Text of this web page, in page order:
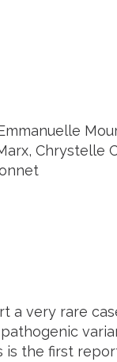
Chrystelle
a very rare
the first